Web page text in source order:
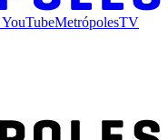
YouTubeMetrópolesTV